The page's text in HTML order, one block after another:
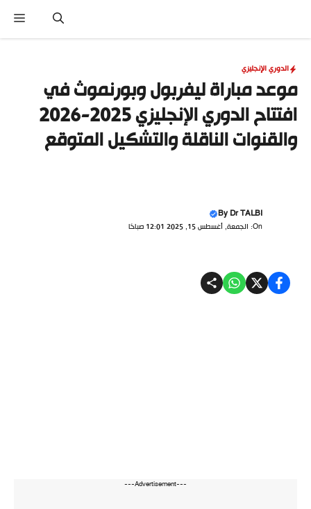
المحتوى
الدوري الإنجليزي
موعد مباراة ليفربول وبورنموث في
افتتاح الدوري الإنجليزي 2025-2026
والقنوات الناقلة والتشكيل المتوقع
ByDr TALBI
On: الجمعة, أغسطس 15, 2025 12:01 صباحًا
---Advertisement---